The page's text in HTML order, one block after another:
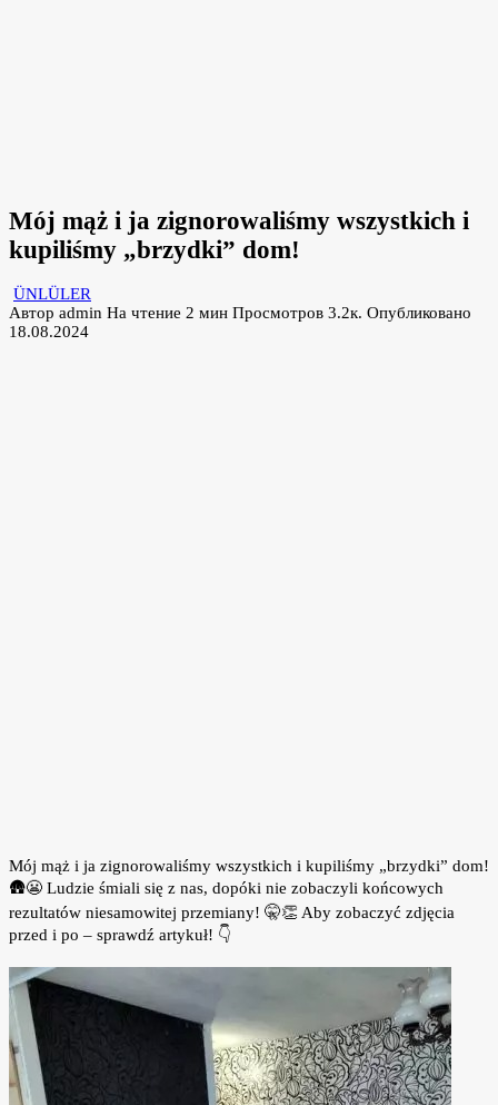
Mój mąż i ja zignorowaliśmy wszystkich i
kupiliśmy „brzydki” dom!
ÜNLÜLER
Автор admin На чтение 2 мин Просмотров 3.2к. Опубликовано
18.08.2024
Mój mąż i ja zignorowaliśmy wszystkich i kupiliśmy „brzydki” dom!
🛖😬 Ludzie śmiali się z nas, dopóki nie zobaczyli końcowych
rezultatów niesamowitej przemiany! 🤫👏 Aby zobaczyć zdjęcia
przed i po – sprawdź artykuł! 👇